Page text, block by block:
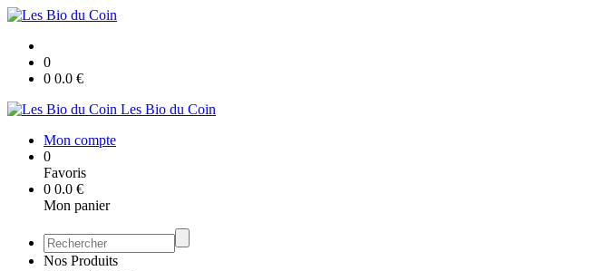
0
0 0.0 €
Les Bio du Coin
Mon compte
0
Favoris
0 0.0 €
Mon panier
Nos Produits